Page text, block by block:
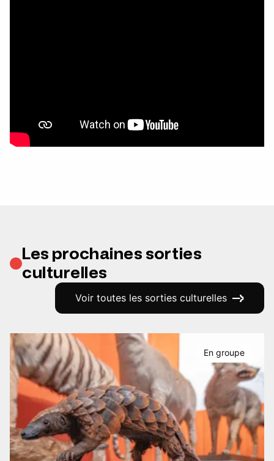
Les prochaines sorties
culturelles
Voir toutes les sorties culturelles
En groupe